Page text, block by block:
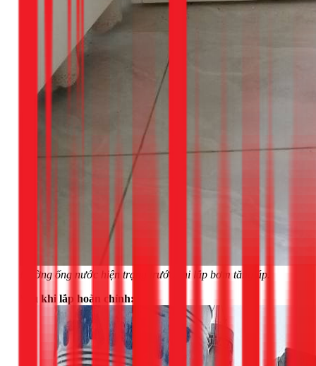
Đường ống nước hiện trạng trước khi lắp bơm tăng áp.
Sau khi lắp hoàn chỉnh: